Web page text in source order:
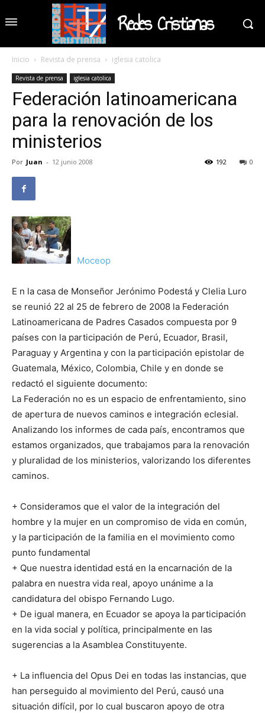
Redes Cristianas
Inicio Revista de prensa iglesia catolica
Revista de prensa iglesia catolica
Federación latinoamericana
para la renovación de los
ministerios
Por Juan - 12 junio 2008 0
192
Moceop
E n la casa de Monseñor Jerónimo Podestá y Clelia Luro
se reunió 22 al 25 de febrero de 2008 la Federación
Latinoamericana de Padres Casados compuesta por 9
países con la participación de Perú, Ecuador, Brasil,
Paraguay y Argentina y con la participación epistolar de
Guatemala, México, Colombia, Chile y en donde se
redactó el siguiente documento:
La Federación no es un espacio de enfrentamiento, sino
de apertura de nuevos caminos e integración eclesial.
Analizando los informes de cada país, encontramos que
estamos organizados, que trabajamos para la renovación
y pluralidad de los ministerios, valorizando los diferentes
caminos.
+ Consideramos que el valor de la integración del
hombre y la mujer en un compromiso de vida en común,
y la participación de la familia en el movimiento como
punto fundamental
+ Que nuestra identidad está en la encarnación de la
palabra en nuestra vida real, apoyo unánime a la
candidatura del obispo Fernando Lugo.
+ De igual manera, en Ecuador se apoya la participación
en la vida social y política, principalmente en las
sugerencias a la Asamblea Constituyente.
+ La influencia del Opus Dei en todas las instancias, que
han perseguido al movimiento del Perú, causó una
situación difícil, por lo cual buscaron apoyo de otra